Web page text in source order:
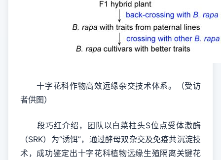
十字花科作物高效远缘杂交技术体系。（受访
者供图）
段巧红介绍，团队以白菜柱头S位点受体激酶
（SRK）为“诱饵”，通过酵母双杂交及免疫共沉淀技
术，成功鉴定出十字花科植物远缘生殖隔离关键花